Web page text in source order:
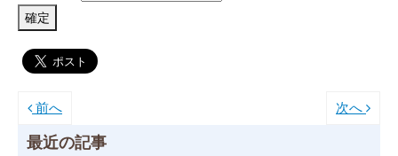
前へ 次へ
最近の記事